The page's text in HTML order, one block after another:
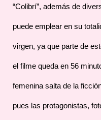
“Colibrí”, además de
puede emplear en su
virgen, ya que parte de
el filme queda en 56
femenina salta de la
pues las protagonistas,